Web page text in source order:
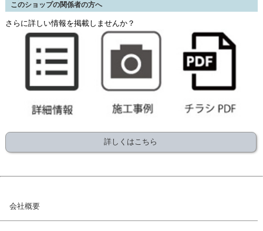
このショップの関係者の方へ
さらに詳しい情報を掲載しませんか？
詳しくはこちら
会社概要